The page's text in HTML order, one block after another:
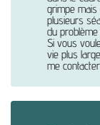
grimpe mais
plusieurs
du
Si vous
vie plus
me